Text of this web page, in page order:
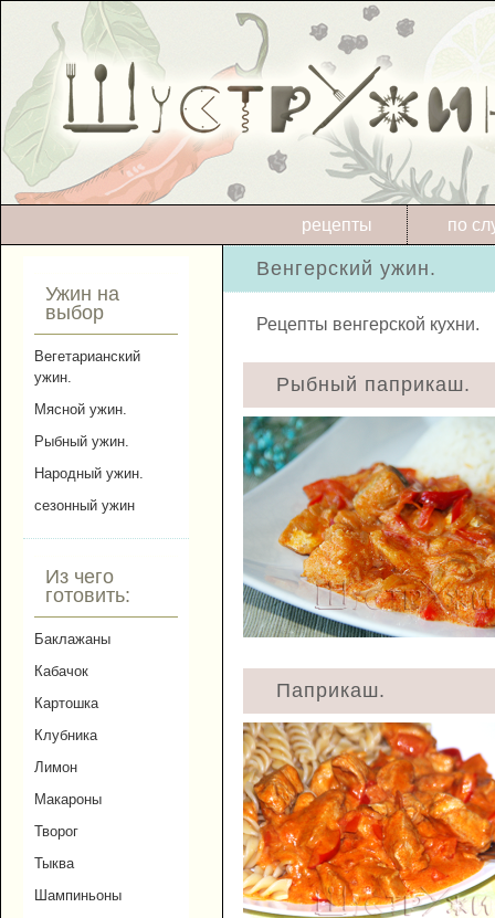
по
рецепты
Ужин на
выбор
Вегетарианский
ужин.
Мясной ужин.
Рыбный ужин.
Народный ужин.
сезонный ужин
Из чего
готовить:
Баклажаны
Кабачок
Картошка
Клубника
Лимон
Макароны
Творог
Тыква
Шампиньоны
Венгерский ужин.
Рецепты венгерской кухни.
Рыбный паприкаш.
Паприкаш.